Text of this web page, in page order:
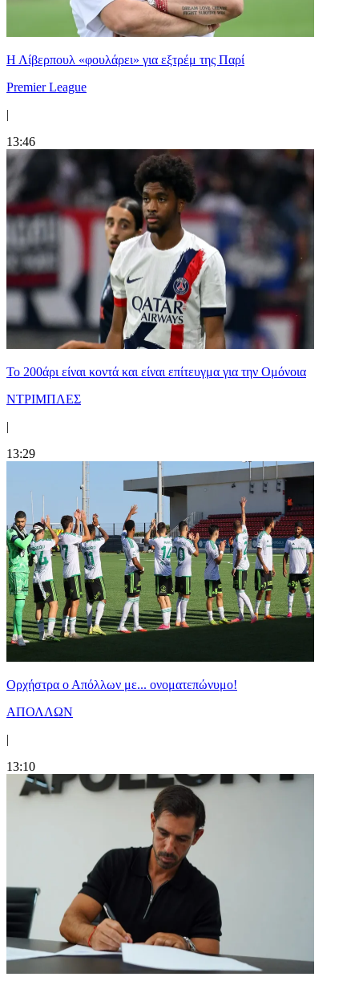
Η Λίβερπουλ «φουλάρει» για εξτρέμ της Παρί
Premier League
|
13:46
Το 200άρι είναι κοντά και είναι επίτευγμα για την Ομόνοια
ΝΤΡΙΜΠΛΕΣ
|
13:29
Ορχήστρα o Aπόλλων με... ονοματεπώνυμο!
ΑΠΟΛΛΩΝ
|
13:10